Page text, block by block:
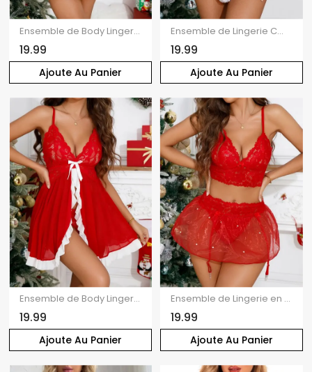
Ajoute Au Panier
Ensemble de Body Lingerie Cœur Contrasté en Dentelle Transparente Insérée
19.99
Ajoute Au Panier
Ensemble de Lingerie Cœur Imprimé en Dentelle Transparente Jointif à Ourlet Fendu pour Saint-Valentin
19.99
Ajoute Au Panier
Ensemble de Body Lingerie à Bretelle Réglable Découpé Contrasté Panneau en Dentelle à Col Plongeant
19.99
Ajoute Au Panier
Ensemble de Lingerie en Maille Transparente à Col Plongeant et de Jarretière
19.99